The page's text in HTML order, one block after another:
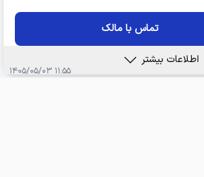
تماس با مالک
اطلاعات بیشتر
۱۱:۵۵ ۱۴۰۵/۰۵/۰۳